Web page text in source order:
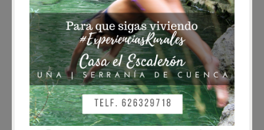
BLOG
Senderismo en la Serranía de
Cuenca: salud, naturaleza y
aventura a cada paso
Fernando
julio 17, 2025